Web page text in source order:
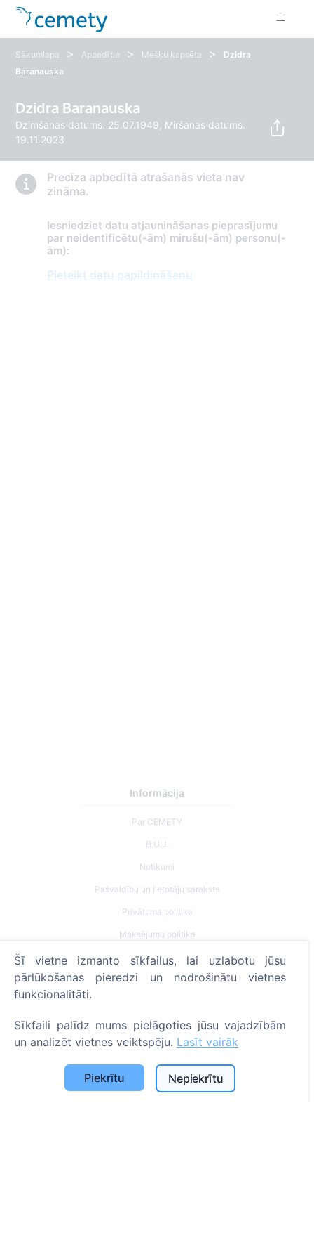
Sākumlapa > Apbedītie > Mešķu kapsēta >
Dzidra
Baranauska
Dzidra Baranauska
Dzimšanas datums: 25.07.1949, Miršanas datums:
19.11.2023
Precīza apbedītā atrašanās vieta nav
zināma.
Iesniedziet datu atjaunināšanas pieprasījumu
par neidentificētu(-ām) mirušu(-ām) personu(-
ām):
Pieteikt datu papildināšanu
Informācija
Par CEMETY
B.U.J.
Notikumi
Pašvaldību un lietotāju saraksts
Privātuma politika
Maksājumu politika
ES projekti
Sīkfailu iestatījumi
Meklēt apbedīto
Pakalpojumi
Šī vietne izmanto sīkfailus, lai uzlabotu jūsu
pārlūkošanas pieredzi un nodrošinātu vietnes
funkcionalitāti.
Sīkfaili palīdz mums pielāgoties jūsu vajadzībām
un analizēt vietnes veiktspēju. Lasīt vairāk
Piekrītu Nepiekrītu